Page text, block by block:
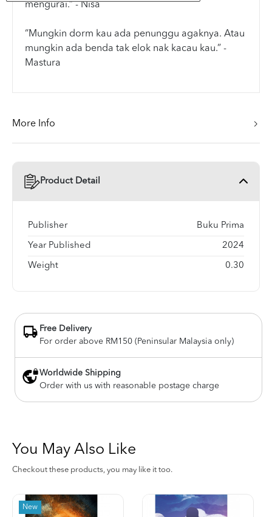
mengurai.” - Nisa
“Mungkin dorm kau ada penunggu agaknya. Atau
mungkin ada benda tak elok nak kacau kau.” -
Mastura
More Info
Product Detail
Publisher Buku Prima
Year Published 2024
Weight 0.30
Free Delivery
For order above RM150 (Peninsular Malaysia only)
Worldwide Shipping
Order with us with reasonable postage charge
You May Also Like
Checkout these products, you may like it too.
New